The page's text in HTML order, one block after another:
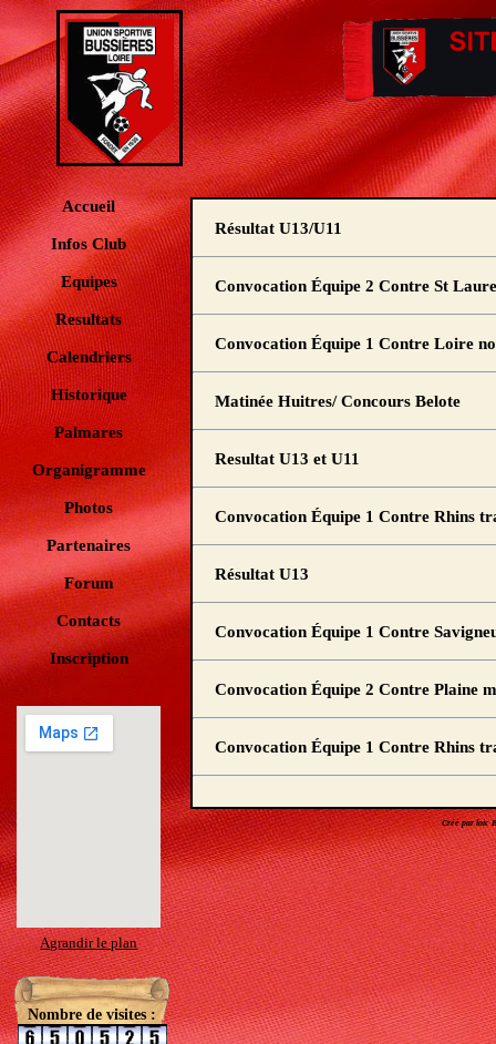
Accueil
Infos Club
Equipes
Resultats
Calendriers
Historique
Palmares
Organigramme
Photos
Partenaires
Forum
Contacts
Inscription
Agrandir le plan
Nombre de visites :
Résultat U13/U11
Convocation Équipe 2 Contre St
Convocation Équipe 1 Contre Loire
Matinée Huitres/ Concours Belote
Resultat U13 et U11
Convocation Équipe 1 Contre Rhins
Résultat U13
Convocation Équipe 1 Contre
Convocation Équipe 2 Contre Plaine
Convocation Équipe 1 Contre Rhins
Créé par loic